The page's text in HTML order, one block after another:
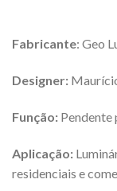
Fabricante: Geo
Designer:
Função: Pendente
Aplicação:
residenciais e